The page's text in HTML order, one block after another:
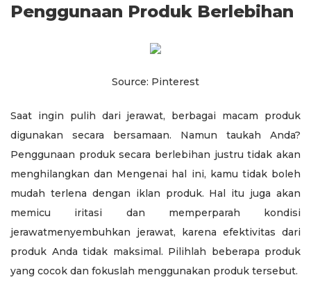
Penggunaan Produk Berlebihan
Source: Pinterest
Saat ingin pulih dari jerawat, berbagai macam produk
digunakan secara bersamaan. Namun taukah Anda?
Penggunaan produk secara berlebihan justru tidak akan
menghilangkan dan Mengenai hal ini, kamu tidak boleh
mudah terlena dengan iklan produk. Hal itu juga akan
memicu iritasi dan memperparah kondisi
jerawatmenyembuhkan jerawat, karena efektivitas dari
produk Anda tidak maksimal. Pilihlah beberapa produk
yang cocok dan fokuslah menggunakan produk tersebut.